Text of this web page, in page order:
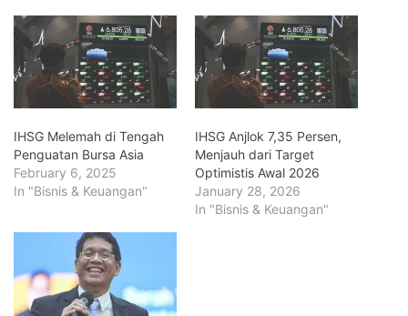
IHSG Melemah di Tengah
Penguatan Bursa Asia
February 6, 2025
In "Bisnis & Keuangan"
IHSG Anjlok 7,35 Persen,
Menjauh dari Target
Optimistis Awal 2026
January 28, 2026
In "Bisnis & Keuangan"